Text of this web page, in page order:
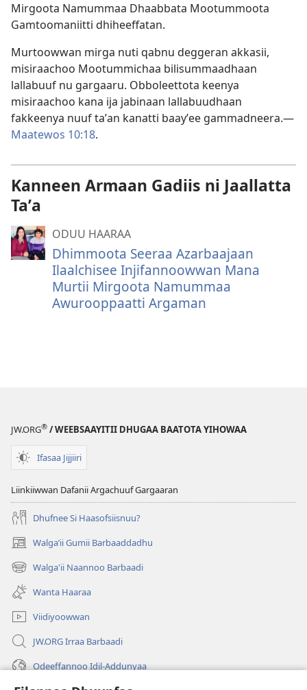
Mirgoota Namummaa Dhaabbata Mootummoota
Gamtoomaniitti dhiheeffatan.
Murtoowwan mirga nuti qabnu deggeran akkasii,
misiraachoo Mootummichaa bilisummaadhaan
lallabuuf nu gargaaru. Obboleettota keenya
misiraachoo kana ija jabinaan lallabuudhaan
fakkeenya nuuf taʼan kanatti baayʼee gammadneera.—
Maatewos 10:18.
Kanneen Armaan Gadiis ni Jaallatta
Taʼa
ODUU HAARAA
Dhimmoota Seeraa Azarbaajaan
Ilaalchisee Injifannoowwan Mana
Murtii Mirgoota Namummaa
Awurooppaatti Argaman
JW.ORG® / WEEBSAAYITII DHUGAA BAATOTA YIHOWAA
Ifasaa Jijjiiri
Liinkiiwwan Dafanii Argachuuf Gargaaran
Dhufnee Si Haasofsiisnuu?
Walgaʼii Gumii Barbaaddadhu
(opens
new
window)
Walga'ii Naannoo Barbaadi
(opens
new
window)
Wanta Haaraa
Viidiyoowwan
JW.ORG Irraa Barbaadi
Odeeffannoo Idil-Addunyaa